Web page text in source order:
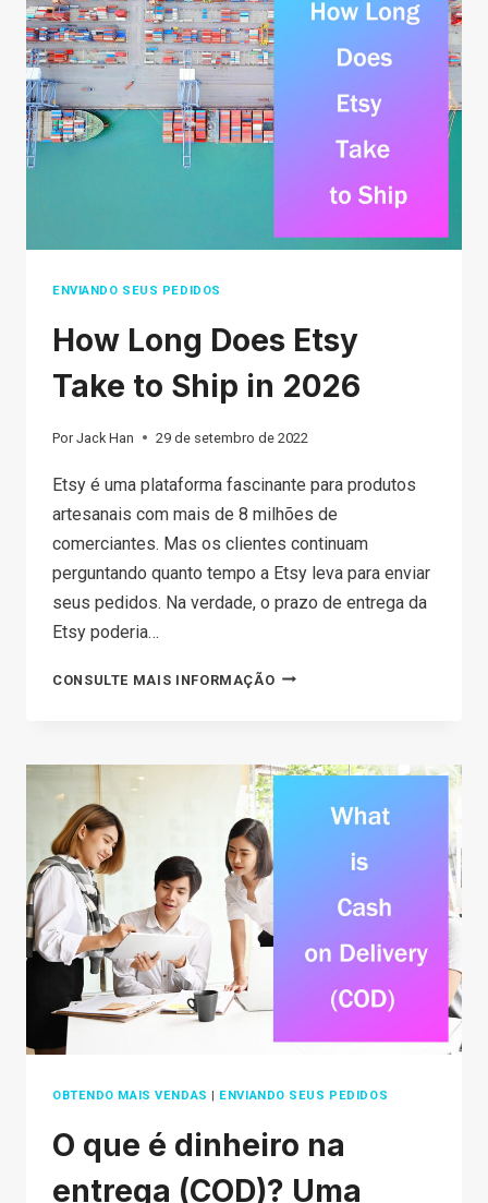
SHOPIFY
STORE
2026
ENVIANDO SEUS PEDIDOS
How Long Does Etsy
Take to Ship in 2026
Por Jack Han 29 de setembro de 2022
Etsy é uma plataforma fascinante para produtos
artesanais com mais de 8 milhões de
comerciantes. Mas os clientes continuam
perguntando quanto tempo a Etsy leva para enviar
seus pedidos. Na verdade, o prazo de entrega da
Etsy poderia…
CONSULTE MAIS INFORMAÇÃOHOW
ETSY
OBTENDO MAIS VENDAS ENVIANDO SEUS PEDIDOS
O que é dinheiro na
entrega (COD)? Uma